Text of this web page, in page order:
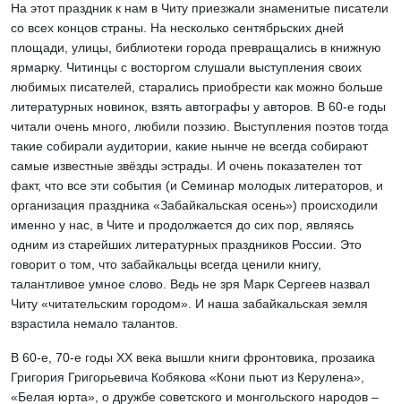
На этот праздник к нам в Читу приезжали знаменитые писатели
со всех концов страны. На несколько сентябрьских дней
площади, улицы, библиотеки города превращались в книжную
ярмарку. Читинцы с восторгом слушали выступления своих
любимых писателей, старались приобрести как можно больше
литературных новинок, взять автографы у авторов. В 60-е годы
читали очень много, любили поэзию. Выступления поэтов тогда
такие собирали аудитории, какие нынче не всегда собирают
самые известные звёзды эстрады. И очень показателен тот
факт, что все эти события (и Семинар молодых литераторов, и
организация праздника «Забайкальская осень») происходили
именно у нас, в Чите и продолжается до сих пор, являясь
одним из старейших литературных праздников России. Это
говорит о том, что забайкальцы всегда ценили книгу,
талантливое умное слово. Ведь не зря Марк Сергеев назвал
Читу «читательским городом». И наша забайкальская земля
взрастила немало талантов.
В 60-е, 70-е годы ХХ века вышли книги фронтовика, прозаика
Григория Григорьевича Кобякова «Кони пьют из Керулена»,
«Белая юрта», о дружбе советского и монгольского народов –